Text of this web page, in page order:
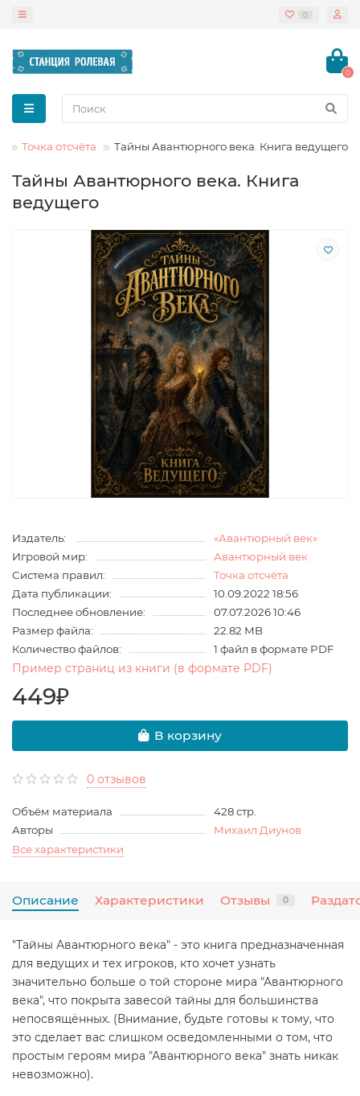
0
0
Точка отсчёта Тайны Авантюрного века. Книга ведущего
Тайны Авантюрного века. Книга
ведущего
Издатель:
«Авантюрный век»
Игровой мир:
Авантюрный век
Система правил:
Точка отсчёта
Дата публикации:
10.09.2022 18:56
Последнее обновление:
07.07.2026 10:46
Размер файла:
22.82 MB
Количество файлов:
1 файл в формате PDF
Пример страниц из книги (в формате PDF)
449₽
В корзину
0 отзывов
Объём материала
428 стр.
Авторы
Михаил Диунов
Все характеристики
Описание Характеристики Отзывы 0
"Тайны Авантюрного века" - это книга предназначенная
для ведущих и тех игроков, кто хочет узнать
значительно больше о той стороне мира "Авантюрного
века", что покрыта завесой тайны для большинства
непосвящённых. (Внимание, будьте готовы к тому, что
это сделает вас слишком осведомленными о том, что
простым героям мира "Авантюрного века" знать никак
невозможно).